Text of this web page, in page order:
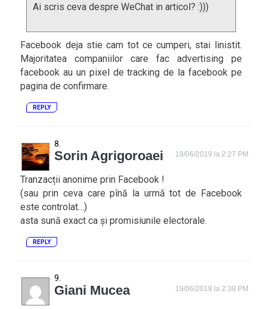
Ai scris ceva despre WeChat in articol? :)))
Facebook deja stie cam tot ce cumperi, stai linistit.
Majoritatea companiilor care fac advertising pe
facebook au un pixel de tracking de la facebook pe
pagina de confirmare.
REPLY
Sorin Agrigoroaei 19/06/2019 la 2:27 PM
Tranzacții anonime prin Facebook !
(sau prin ceva care pînă la urmă tot de Facebook
este controlat…)
asta sună exact ca și promisiunile electorale.
REPLY
Giani Mucea 19/06/2019 la 2:38 PM